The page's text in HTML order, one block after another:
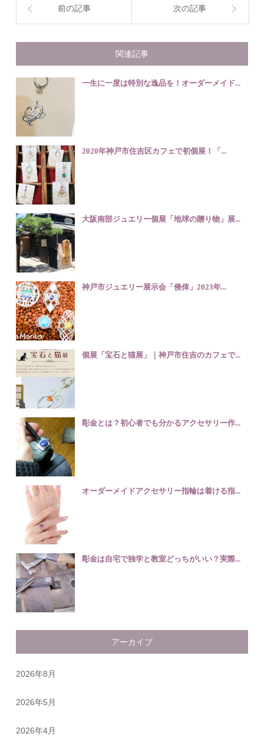
前の記事 次の記事
関連記事
一生に一度は特別な逸品を！オーダーメイド...
2020年神戸市住吉区カフェで初個展！「...
大阪南部ジュエリー個展「地球の贈り物」展...
神戸市ジュエリー展示会「僥倖」2023年...
個展「宝石と猫展」｜神戸市住吉のカフェで...
彫金とは？初心者でも分かるアクセサリー作...
オーダーメイドアクセサリー指輪は着ける指...
彫金は自宅で独学と教室どっちがいい？実際...
アーカイブ
2026年8月
2026年5月
2026年4月